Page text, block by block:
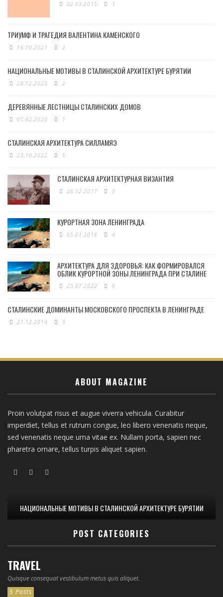
02.03.2015 1
ТРИУМФ И ТРАГЕДИЯ ВАЛЕНТИНА КАМЕНСКОГО
16.10.2021 2
НАЦИОНАЛЬНЫЕ МОТИВЫ В СТАЛИНСКОЙ АРХИТЕКТУРЕ БУРЯТИИ
28.12.2023 2
ДЕРЕВЯННЫЕ ЛЕСТНИЦЫ СТАЛИНСКИХ ДОМОВ
07.02.2020 1
СТАЛИНСКАЯ АРХИТЕКТУРА СИЛЛАМЯЭ
23.10.2022 5
СТАЛИНСКАЯ АРХИТЕКТУРНАЯ ВИЗАНТИЯ
26.12.2017 0
КУРОРТНАЯ ЗОНА ЛЕНИНГРАДА
05.01.2018 4
АРХИТЕКТУРА ДЛЯ ЗДОРОВЬЯ: КАК ФОРМИРОВАЛСЯ
ОБЛИК КУРОРТНОЙ ЗОНЫ ЛЕНИНГРАДА ПРИ СТАЛИНЕ
23.07.2022 0
СТАЛИНСКИЕ ДОМИНАНТЫ МОСКОВСКОГО ПРОСПЕКТА В ЛЕНИНГРАДЕ
21.12.2014 3
ABOUT MAGAZINE
Proin volutpat risus et augue viverra vehicula. Curabitur
imperdiet, tellus et rutrum congue, leo libero venenatis neque,
sed venenatis neque urna vitae ex. Nullam porta, sapien nec
pharetra ornare, tellus turpis aliquet sapien.
НАЦИОНАЛЬНЫЕ МОТИВЫ В СТАЛИНСКОЙ АРХИТЕКТУРЕ БУРЯТИИ
POST CATEGORIES
TRAVEL
Quisque consequat vestibulum metus quis aliquet.
5 Posts